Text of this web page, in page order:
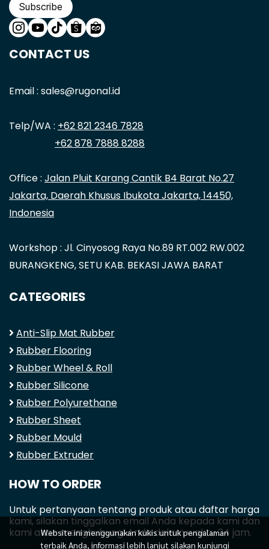
Website ini menggunakan kukis untuk pengalaman
terbaik Anda, informasi lebih lanjut silakan kunjungi
Subscribe
CONTACT US
Email : sales@rugonal.id
Telp/WA : +62 821 2346 7828
+62 878 7888 8288
Office : Jalan Pluit Karang Cantik B4 Barat No.27
Jakarta, Daerah Khusus Ibukota Jakarta, 14450,
Indonesia
Workshop : Jl. Cinyosog Raya No.89 RT.002 RW.002
BURANGKENG, SETU KAB. BEKASI JAWA BARAT
CATEGORIES
Anti-Slip Mat Rubber
Rubber Flooring
Rubber Wheel & Roll
Rubber Silicone
Rubber Polyurethane
Rubber Sheet
Rubber Mould
Rubber Extruder
HOW TO ORDER
Untuk pertanyaan tentang produk atau daftar harga
kami, silakan tinggalkan email Anda kepada kami dan
kami akan menghubungi Anda dalam waktu 24 jam.